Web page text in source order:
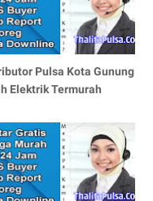
Pulsa Kota Gunung
Elektrik Termurah